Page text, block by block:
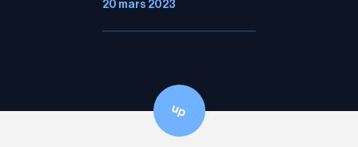
20 mars 2023
up